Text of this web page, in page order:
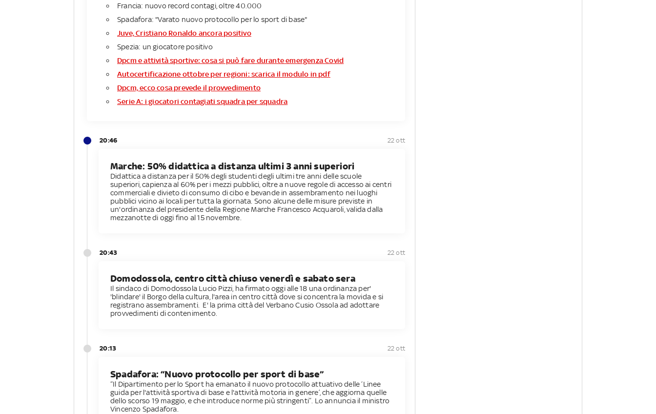
Francia: nuovo record contagi, oltre 40.000
Spadafora: "Varato nuovo protocollo per lo sport di base"
Juve, Cristiano Ronaldo ancora positivo
Spezia: un giocatore positivo
Dpcm e attività sportive: cosa si può fare durante emergenza Covid
Autocertificazione ottobre per regioni: scarica il modulo in pdf
Dpcm, ecco cosa prevede il provvedimento
Serie A: i giocatori contagiati squadra per squadra
20:46 22 ott
Marche: 50% didattica a distanza ultimi 3 anni superiori
Didattica a distanza per il 50% degli studenti degli ultimi tre anni delle scuole
superiori, capienza al 60% per i mezzi pubblici, oltre a nuove regole di accesso ai centri
commerciali e divieto di consumo di cibo e bevande in assembramento nei luoghi
pubblici vicino ai locali per tutta la giornata. Sono alcune delle misure previste in
un'ordinanza del presidente della Regione Marche Francesco Acquaroli, valida dalla
mezzanotte di oggi fino al 15 novembre.
20:43 22 ott
Domodossola, centro città chiuso venerdì e sabato sera
Il sindaco di Domodossola Lucio Pizzi, ha firmato oggi alle 18 una ordinanza per'
'blindare' il Borgo della cultura, l'area in centro città dove si concentra la movida e si
registrano assembramenti. E' la prima città del Verbano Cusio Ossola ad adottare
provvedimenti di contenimento.
20:13 22 ott
Spadafora: “Nuovo protocollo per sport di base”
“Il Dipartimento per lo Sport ha emanato il nuovo protocollo attuativo delle ‘Linee
guida per l'attività sportiva di base e l'attività motoria in genere’, che aggiorna quelle
dello scorso 19 maggio, e che introduce norme più stringenti”. Lo annuncia il ministro
Vincenzo Spadafora.